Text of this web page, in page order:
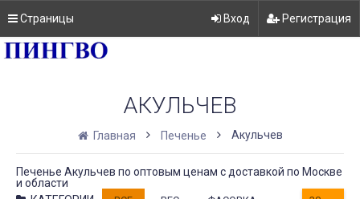
Страницы Вход Регистрация
АКУЛЬЧЕВ
Главная Печенье Акульчев
Печенье Акульчев по оптовым ценам с доставкой по Москве
и области